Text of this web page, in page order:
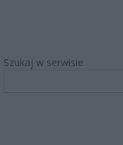
Szukaj w serwisie